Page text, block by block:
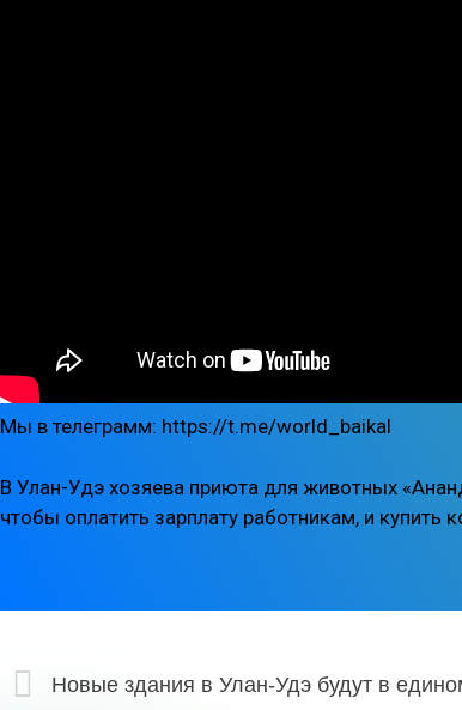
Мы в телеграмм: https://t.me/world_baikal
В Улан-Удэ хозяева приюта для животных
чтобы оплатить зарплату работникам, и купить
Новые здания в Улан-Удэ будут в